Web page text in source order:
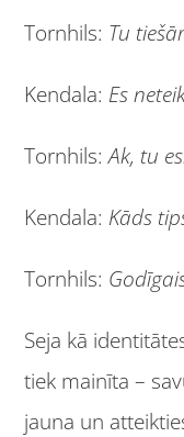
Tornhils: Tu
Kendala: Es
Tornhils:Ak, tu
Kendala: Kāds
Tornhils:
Seja kā
tiek mainīta –
jauna un